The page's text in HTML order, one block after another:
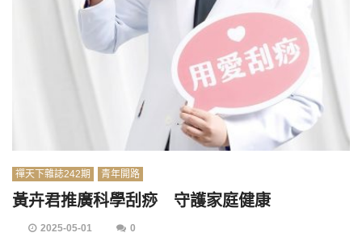
禪天下雜誌242期 青年開路
黃卉君推廣科學刮痧 守護家庭健康
2025-05-01 0